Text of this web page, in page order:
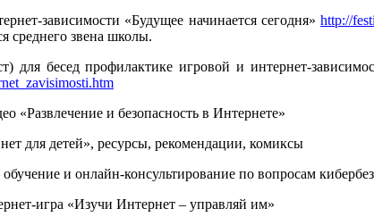
зависимости «Будущее начинается сегодня» http://
среднего звена школы.
для бесед профилактике игровой и интернет-
«Развлечение и безопасность в Интернете»
для детей», ресурсы, рекомендации, комиксы
и онлайн-консультирование по вопросам
игра «Изучи Интернет – управляй им»